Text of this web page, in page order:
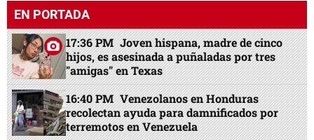
EN PORTADA
17:36 PM Joven hispana, madre de cinco
hijos, es asesinada a puñaladas por tres
"amigas" en Texas
16:40 PM Venezolanos en Honduras
recolectan ayuda para damnificados por
terremotos en Venezuela